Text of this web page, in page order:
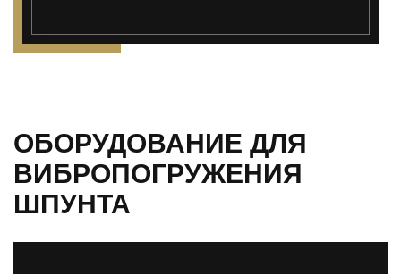
");">
ОБОРУДОВАНИЕ ДЛЯ
ВИБРОПОГРУЖЕНИЯ
ШПУНТА